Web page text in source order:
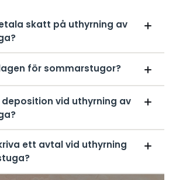
skatt på uthyrning av
inkomsten överstiger ett visst belopp.
för sommarstugor?
och fritidshus omfattas inte av
regler. Det ger större
vid uthyrning av
framgå tydligt i avtalet och
skadat uppstått.
ett avtal vid uthyrning